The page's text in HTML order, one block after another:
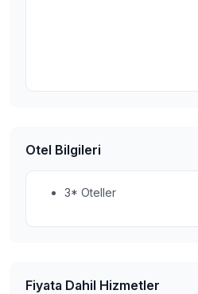
Otel Bilgileri
3* Oteller
Fiyata Dahil Hizmetler